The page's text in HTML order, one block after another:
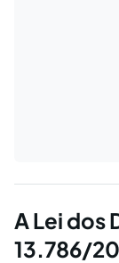
A Lei dos
13.786/